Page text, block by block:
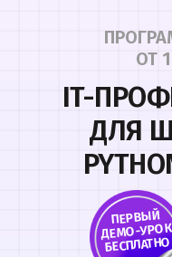
IT-
ДЛЯ
ОТ
ПЕРВЫЙ
ДЕМО-УРОК
БЕСПЛАТНО